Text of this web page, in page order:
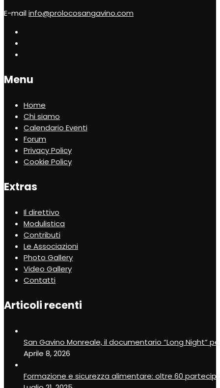
E-mailinfo@prolocosangavino.com
Menu
Home
Chi siamo
Calendario Eventi
Forum
Privacy Policy
Cookie Policy
Extras
Il direttivo
Modulistica
Contributi
Le Associazioni
Photo Gallery
Video Gallery
Contatti
Articoli recenti
San Gavino Monreale, il documentario “Long Night”
Aprile 8, 2026
Formazione e sicurezza alimentare: oltre 60